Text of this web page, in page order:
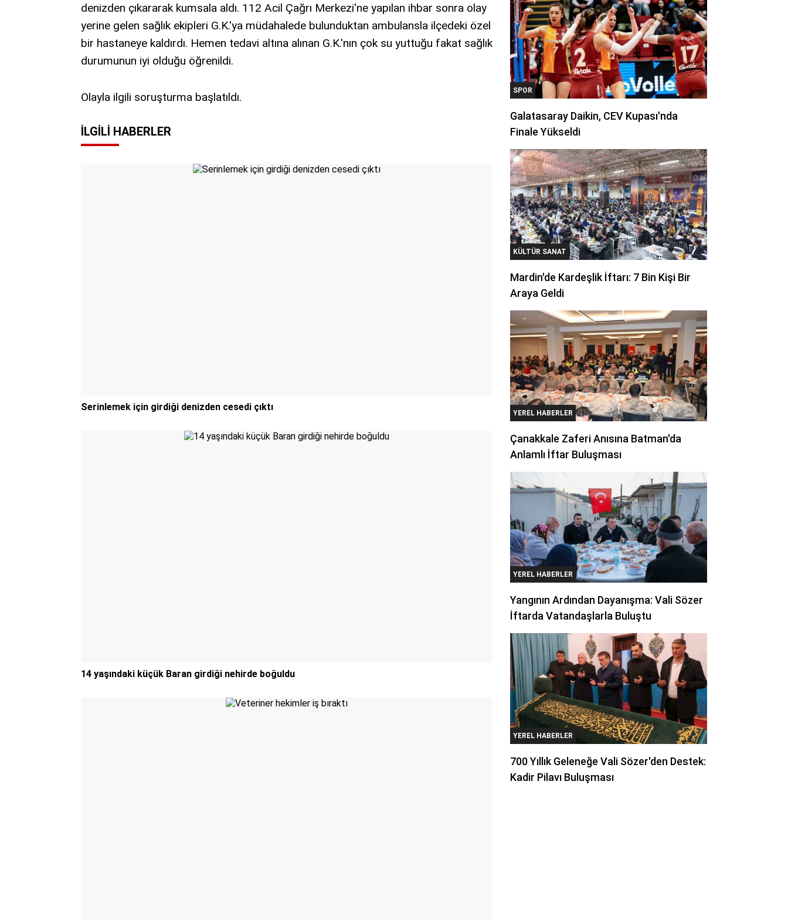
denizden çıkararak kumsala aldı. 112 Acil Çağrı Merkezi'ne yapılan ihbar sonra olay
yerine gelen sağlık ekipleri G.K.'ya müdahalede bulunduktan ambulansla ilçedeki özel
bir hastaneye kaldırdı. Hemen tedavi altına alınan G.K.'nın çok su yuttuğu fakat sağlık
durumunun iyi olduğu öğrenildi.
Olayla ilgili soruşturma başlatıldı.
İLGILI HABERLER
Serinlemek için girdiği denizden cesedi çıktı
14 yaşındaki küçük Baran girdiği nehirde boğuldu
SPOR
Galatasaray Daikin, CEV Kupası'nda
Finale Yükseldi
KÜLTÜR SANAT
Mardin'de Kardeşlik İftarı: 7 Bin Kişi Bir
Araya Geldi
YEREL HABERLER
Çanakkale Zaferi Anısına Batman'da
Anlamlı İftar Buluşması
YEREL HABERLER
Yangının Ardından Dayanışma: Vali Sözer
İftarda Vatandaşlarla Buluştu
YEREL HABERLER
700 Yıllık Geleneğe Vali Sözer'den Destek:
Kadir Pilavı Buluşması